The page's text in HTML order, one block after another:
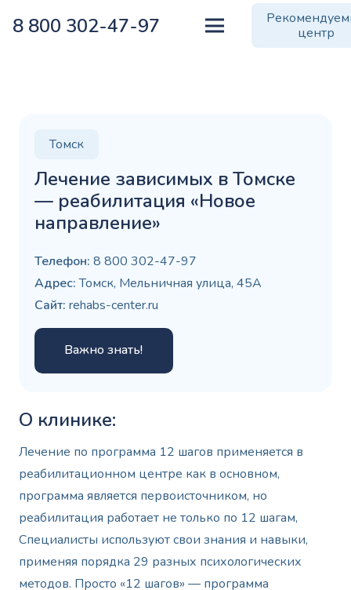
8 800 302-47-97
центр
Томск
Лечение зависимых в Томске
— реабилитация «Новое
направление»
Телефон: 8 800 302-47-97
Адрес:Томск, Мельничная улица, 45А
Сайт: rehabs-center.ru
Важно знать!
О клинике:
Лечение по программа 12 шагов применяется в
реабилитационном центре как в основном,
программа является первоисточником, но
реабилитация работает не только по 12 шагам,
Специалисты используют свои знания и навыки,
применяя порядка 29 разных психологических
методов. Просто «12 шагов» — программа